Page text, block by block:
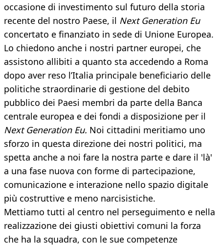
occasione di investimento sul futuro della storia
recente del nostro Paese, il Next Generation Eu
concertato e finanziato in sede di Unione Europea.
Lo chiedono anche i nostri partner europei, che
assistono allibiti a quanto sta accedendo a Roma
dopo aver reso l’Italia principale beneficiario delle
politiche straordinarie di gestione del debito
pubblico dei Paesi membri da parte della Banca
centrale europea e dei fondi a disposizione per il
Next Generation Eu. Noi cittadini meritiamo uno
sforzo in questa direzione dei nostri politici, ma
spetta anche a noi fare la nostra parte e dare il 'là'
a una fase nuova con forme di partecipazione,
comunicazione e interazione nello spazio digitale
più costruttive e meno narcisistiche.
Mettiamo tutti al centro nel perseguimento e nella
realizzazione dei giusti obiettivi comuni la forza
che ha la squadra, con le sue competenze